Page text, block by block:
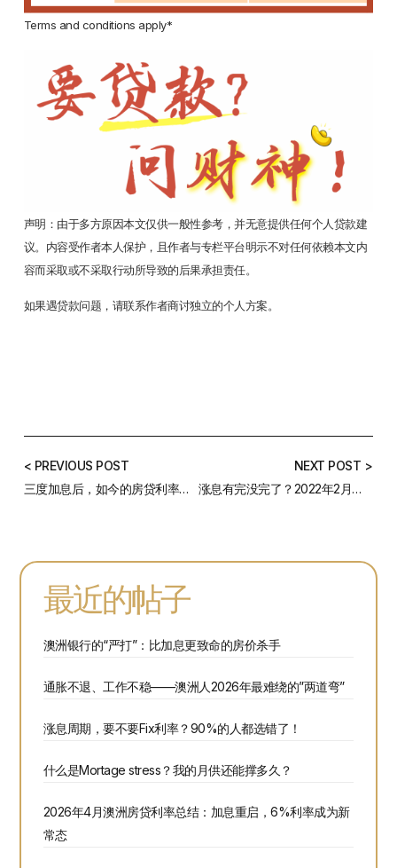
Terms and conditions apply*
声明：由于多方原因本文仅供一般性参考，并无意提供任何个人贷款建
议。内容受作者本人保护，且作者与专栏平台明示不对任何依赖本文内
容而采取或不采取行动所导致的后果承担责任。
如果遇贷款问题，请联系作者商讨独立的个人方案。
< PREVIOUS POST
三度加息后，如今的房贷利率哪家强？——月度利率及房市评析
NEXT POST >
涨息有完没完了？2022年2月澳洲房贷利率汇总
最近的帖子
澳洲银行的“严打”：比加息更致命的房价杀手
通胀不退、工作不稳——澳洲人2026年最难绕的”两道弯”
涨息周期，要不要Fix利率？90%的人都选错了！
什么是Mortage stress？我的月供还能撑多久？
2026年4月澳洲房贷利率总结：加息重启，6%利率成为新
常态